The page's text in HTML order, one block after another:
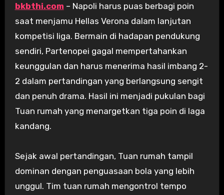
bkbthi.com – Napoli harus puas berbagi poin
saat menjamu Hellas Verona dalam lanjutan
kompetisi liga. Bermain di hadapan pendukung
sendiri, Partenopei gagal mempertahankan
keunggulan dan harus menerima hasil imbang 2-
2 dalam pertandingan yang berlangsung sengit
dan penuh drama. Hasil ini menjadi pukulan bagi
Tuan rumah yang menargetkan tiga poin di laga
kandang.
Sejak awal pertandingan, Tuan rumah tampil
dominan dengan penguasaan bola yang lebih
unggul. Tim tuan rumah mengontrol tempo